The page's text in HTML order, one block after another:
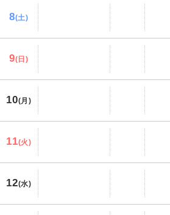
8(土)
9(日)
10(月)
11(火)
12(水)